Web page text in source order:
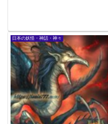
日本の妖怪・神話・神々